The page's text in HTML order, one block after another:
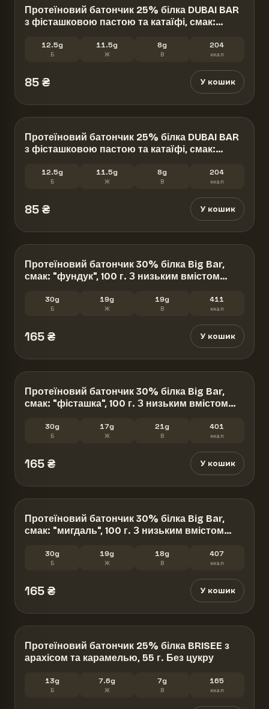
Протеїновий батончик 25% білка DUBAI BAR
з фісташковою пастою та катаїфі, смак:
12.5g
Б
11.5g
Ж
8g
В
204
ккал
85₴ У кошик
Протеїновий батончик 25% білка DUBAI BAR
з фісташковою пастою та катаїфі, смак:
12.5g
Б
11.5g
Ж
8g
В
204
ккал
85₴ У кошик
Протеїновий батончик 30% білка Big Bar,
смак: "фундук", 100 г. З низьким вмістом
30g
Б
19g
Ж
19g
В
411
ккал
165₴ У кошик
Протеїновий батончик 30% білка Big Bar,
смак: "фісташка", 100 г. З низьким вмістом
30g
Б
17g
Ж
21g
В
401
ккал
165₴ У кошик
Протеїновий батончик 30% білка Big Bar,
смак: "мигдаль", 100 г. З низьким вмістом
30g
Б
19g
Ж
18g
В
407
ккал
165₴ У кошик
Протеїновий батончик 25% білка BRISEE з
арахісом та карамелью, 55 г. Без цукру
13g
Б
7.6g
Ж
7g
В
165
ккал